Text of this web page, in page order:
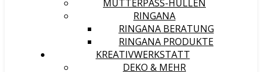
MUTTERPASS-HÜLLEN
RINGANA
RINGANA BERATUNG
RINGANA PRODUKTE
KREATIVWERKSTATT
DEKO & MEHR